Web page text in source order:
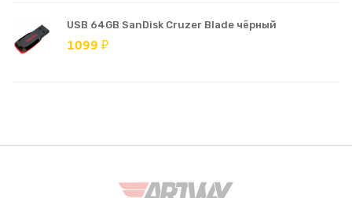
USB 64GB SanDisk Cruzer Blade чёрный
1099 ₽